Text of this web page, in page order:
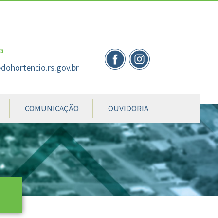
COMUNICAÇÃO OUVIDORIA